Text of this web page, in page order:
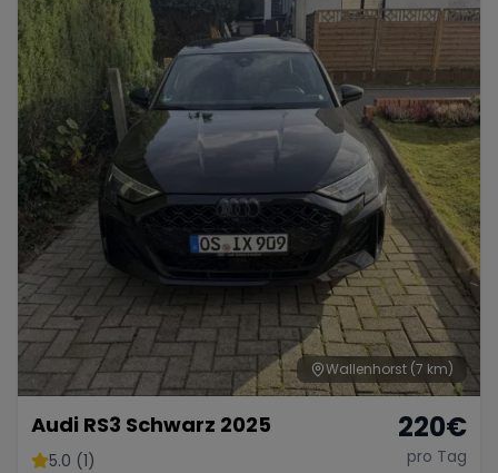
Wallenhorst (7 km)
Audi RS3 Schwarz 2025
5.0 (1)
220€
pro Tag